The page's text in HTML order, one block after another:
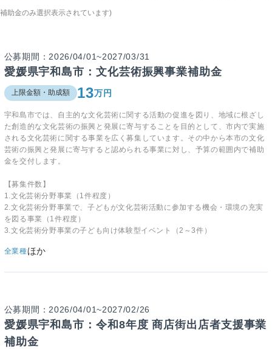
補助金のみ選択表示されています)
公募期間：2026/04/01~2027/03/31
愛媛県宇和島市：文化芸術振興事業補助金
上限金額・助成額 13万円
宇和島市では、自主的な文化芸術に関する活動の促進を図り、地域に根ざし
た創造的な文化芸術の振興と発展に寄与することを目的として、市内で実施
される文化芸術に関する事業を広く募集しています。その中から本市の文化
芸術の振興と発展に寄与すると認められる事業に対し、予算の範囲内で補助
金を交付します。
【募集件数】
1.文化芸術分野事業（1件程度）
2.文化芸術分野事業で、子どもが文化芸術活動に参加する機会・環境の充実
を図る事業（1件程度）
3.文化芸術分野事業の子ども向け体験型イベント（2～3件）
全業種ほか
公募期間：2026/04/01~2027/02/26
愛媛県宇和島市：令和8年度 商店街出店者支援事業
補助金